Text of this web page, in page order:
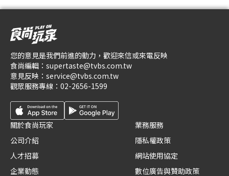
您的意見是我們前進的動力，歡迎來信或來電反映
食尚編輯： supertaste@tvbs.com.tw
意見反映： service@tvbs.com.tw
觀眾服務專線： 02-2656-1599
關於食尚玩家
公司介紹
人才招募
企業動態
業務服務
隱私權政策
網站使用協定
數位廣告與贊助政策